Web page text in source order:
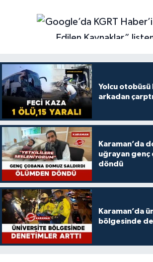
Yolcu
arkadan
Karaman’da
uğrayan genç
döndü
Karaman’da
bölgesinde